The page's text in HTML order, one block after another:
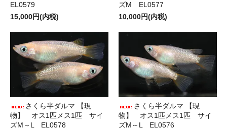
EL0579
15,000円(内税)
ズM EL0577
10,000円(内税)
さくら半ダルマ 【現
物】 オス1匹メス1匹 サイ
ズM～L EL0578
さくら半ダルマ 【現
物】 オス1匹メス1匹 サイ
ズM～L EL0576